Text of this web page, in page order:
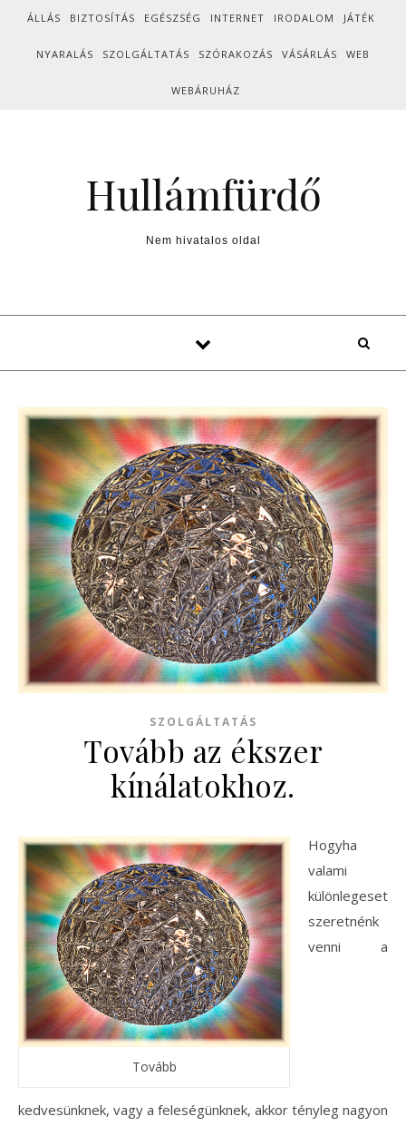
Skip to content
ÁLLÁS BIZTOSÍTÁS EGÉSZSÉG INTERNET IRODALOM JÁTÉK
NYARALÁS SZOLGÁLTATÁS SZÓRAKOZÁS VÁSÁRLÁS WEB
WEBÁRUHÁZ
Hullámfürdő
Nem hivatalos oldal
SZOLGÁLTATÁS
Tovább az ékszer
kínálatokhoz.
Tovább
Hogyha
valami
különlegeset
szeretnénk
venni a
kedvesünknek, vagy a feleségünknek, akkor tényleg nagyon